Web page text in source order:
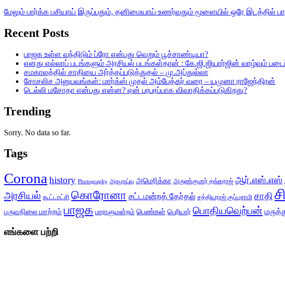
மேலும் பார்க்க பசியாய் இருப்பதும், தனிமையாய் உணர்வதும் மூளையில் ஒரே இடத்தில்
Recent Posts
பாஜக உள்ள வந்திடும் ப்ரோ என்பது வெறும் பூச்சாண்டியா?
எனது எல்லாப் படங்களும் அரசியல் படங்கள்தான் : கே.ஜி.ஜியார்ஜின் வாழ்வும்
சமகாலத்தில் சாதியை அர்த்தப்படுத்துதல் – மு.அப்துல்லா
சோசலிச அனுபவங்கள்: மார்க்ஸ் முதல் அம்பேத்கர் வரை – யமுனா ராஜேந்திரன்
டெல்லி மசோதா என்பது என்ன? ஏன் பரபரப்பாக விவாதிக்கப்படுகிறது?
Trending
Sorry. No data so far.
Tags
Corona history Photography அகழாய்வு அமெரிக்கா அருண்குமார் தங்கராஜ் ஆர்.எஸ்.எஸ்
அரசியல் கூட்டாட்சி கொரோனா சட்டமன்றத் தேர்தல் சத்தியராஜ் குப்புசாமி சாதி
பருவநிலை மாற்றம் பாஜக பாராளுமன்றம் பெண்கள் பெரியார் பொதியவெற்பன்
எங்களை பற்றி